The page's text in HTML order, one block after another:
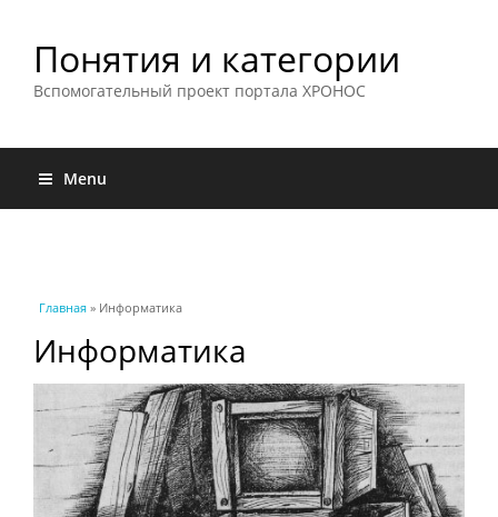
Понятия и категории
Вспомогательный проект портала ХРОНОС
Menu
Вы здесь
Главная » Информатика
Информатика